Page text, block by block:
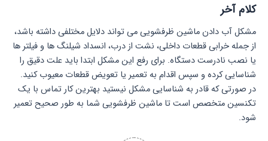
کلام آخر
مشکل آب دادن ماشین ظرفشویی می‌ تواند دلایل مختلفی داشته باشد،
از جمله خرابی قطعات داخلی، نشت از درب، انسداد شیلنگ‌ ها و فیلتر ها
یا نصب نادرست دستگاه. برای رفع این مشکل ابتدا باید علت دقیق را
شناسایی کرده و سپس اقدام به تعمیر یا تعویض قطعات معیوب کنید.
در صورتی که قادر به شناسایی مشکل نیستید بهترین کار تماس با یک
تکنسین متخصص است تا ماشین ظرفشویی شما به طور صحیح تعمیر
شود.